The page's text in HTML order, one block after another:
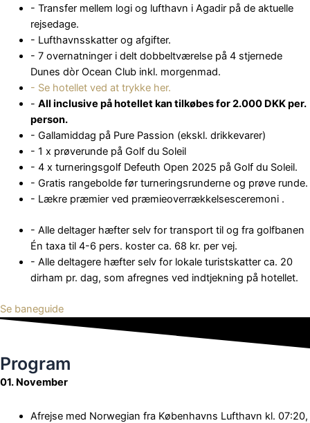
- Transfer mellem logi og lufthavn i Agadir på de aktuelle
rejsedage.
- Lufthavnsskatter og afgifter.
- 7 overnatninger i delt dobbeltværelse på 4 stjernede
Dunes dòr Ocean Club inkl. morgenmad.
- Se hotellet ved at trykke her.
- All inclusive på hotellet kan tilkøbes for 2.000 DKK per.
person.
- Gallamiddag på Pure Passion (ekskl. drikkevarer)
- 1 x prøverunde på Golf du Soleil
- 4 x turneringsgolf Defeuth Open 2025 på Golf du Soleil.
- Gratis rangebolde før turneringsrunderne og prøve runde.
- Lækre præmier ved præmieoverrækkelsesceremoni .
- Alle deltager hæfter selv for transport til og fra golfbanen
Én taxa til 4-6 pers. koster ca. 68 kr. per vej.
- Alle deltagere hæfter selv for lokale turistskatter ca. 20
dirham pr. dag, som afregnes ved indtjekning på hotellet.
Se baneguide
Program
01. November
Afrejse med Norwegian fra Københavns Lufthavn kl. 07:20,